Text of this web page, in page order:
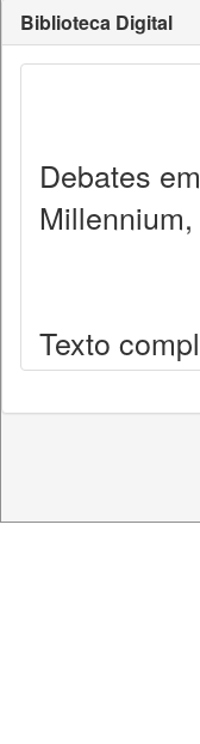
Biblioteca Digital
Debates
Texto